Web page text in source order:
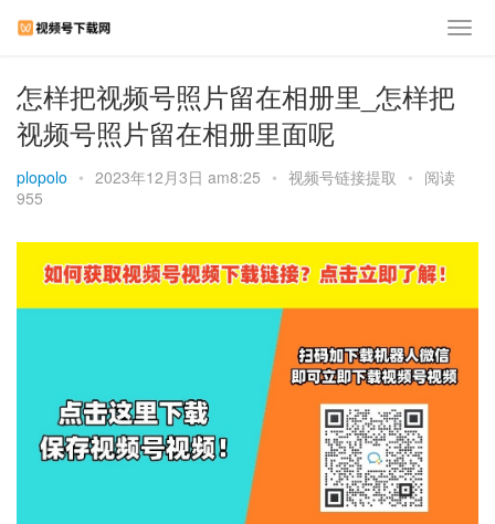
怎样把视频号照片留在相册里_怎样把
视频号照片留在相册里面呢
plopolo • 2023年12月3日 am8:25 • 视频号链接提取 • 阅读
955